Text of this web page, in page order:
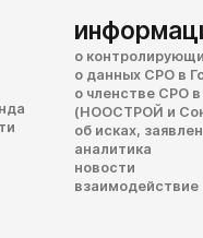
о
о данных СРО в
о членстве СРО
(НООСТРОЙ и
об исках,
аналитика
новости
взаимодействие